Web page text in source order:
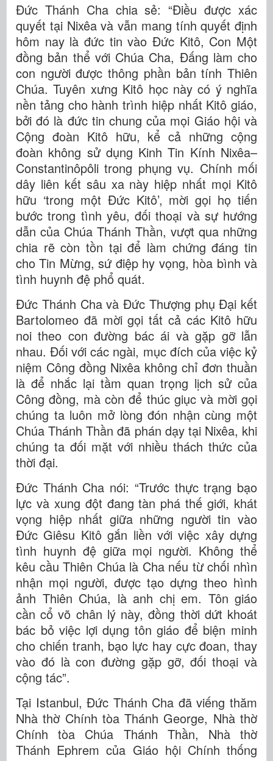
Đức Thánh Cha chia sẻ: “Điều được xác
quyết tại Nixêa và vẫn mang tính quyết định
hôm nay là đức tin vào Đức Kitô, Con Một
đồng bản thể với Chúa Cha, Đấng làm cho
con người được thông phần bản tính Thiên
Chúa. Tuyên xưng Kitô học này có ý nghĩa
nền tảng cho hành trình hiệp nhất Kitô giáo,
bởi đó là đức tin chung của mọi Giáo hội và
Cộng đoàn Kitô hữu, kể cả những cộng
đoàn không sử dụng Kinh Tin Kính Nixêa–
Constantinôpôli trong phụng vụ. Chính mối
dây liên kết sâu xa này hiệp nhất mọi Kitô
hữu ‘trong một Đức Kitô’, mời gọi họ tiến
bước trong tình yêu, đối thoại và sự hướng
dẫn của Chúa Thánh Thần, vượt qua những
chia rẽ còn tồn tại để làm chứng đáng tin
cho Tin Mừng, sứ điệp hy vọng, hòa bình và
tình huynh đệ phổ quát.
Đức Thánh Cha và Đức Thượng phụ Đại kết
Bartolomeo đã mời gọi tất cả các Kitô hữu
noi theo con đường bác ái và gặp gỡ lẫn
nhau. Đối với các ngài, mục đích của việc kỷ
niệm Công đồng Nixêa không chỉ đơn thuần
là để nhắc lại tầm quan trọng lịch sử của
Công đồng, mà còn để thúc giục và mời gọi
chúng ta luôn mở lòng đón nhận cùng một
Chúa Thánh Thần đã phán dạy tại Nixêa, khi
chúng ta đối mặt với nhiều thách thức của
thời đại.
Đức Thánh Cha nói: “Trước thực trạng bạo
lực và xung đột đang tàn phá thế giới, khát
vọng hiệp nhất giữa những người tin vào
Đức Giêsu Kitô gắn liền với việc xây dựng
tình huynh đệ giữa mọi người. Không thể
kêu cầu Thiên Chúa là Cha nếu từ chối nhìn
nhận mọi người, được tạo dựng theo hình
ảnh Thiên Chúa, là anh chị em. Tôn giáo
cần cổ võ chân lý này, đồng thời dứt khoát
bác bỏ việc lợi dụng tôn giáo để biện minh
cho chiến tranh, bạo lực hay cực đoan, thay
vào đó là con đường gặp gỡ, đối thoại và
cộng tác”.
Tại Istanbul, Đức Thánh Cha đã viếng thăm
Nhà thờ Chính tòa Thánh George, Nhà thờ
Chính tòa Chúa Thánh Thần, Nhà thờ
Thánh Ephrem của Giáo hội Chính thống